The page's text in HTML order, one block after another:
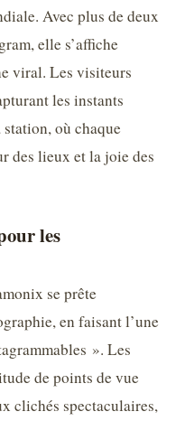
Avec plus de deux
elle s’affiche
viral. Les visiteurs
les instants
où chaque
des lieux et la joie des
les
se prête
en faisant l’une
». Les
de points de vue
clichés spectaculaires,